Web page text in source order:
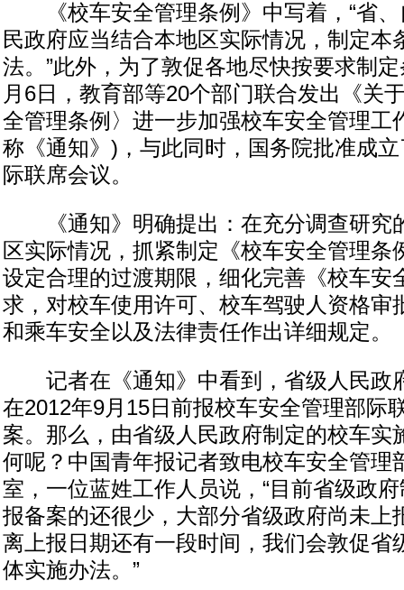
《校车安全管理条例》中写着，“省、
民政府应当结合本地区实际情况，制定本
法。”此外，为了敦促各地尽快按要求制
月6日，教育部等20个部门联合发出《关
全管理条例〉进一步加强校车安全管理工
称《通知》)，与此同时，国务院批准成
际联席会议。
《通知》明确提出：在充分调查研究
区实际情况，抓紧制定《校车安全管理条
设定合理的过渡期限，细化完善《校车安
求，对校车使用许可、校车驾驶人资格审
和乘车安全以及法律责任作出详细规定。
记者在《通知》中看到，省级人民政
在2012年9月15日前报校车安全管理部际
案。那么，由省级人民政府制定的校车实
何呢？中国青年报记者致电校车安全管理
室，一位蓝姓工作人员说，“目前省级政
报备案的还很少，大部分省级政府尚未上
离上报日期还有一段时间，我们会敦促省
体实施办法。”